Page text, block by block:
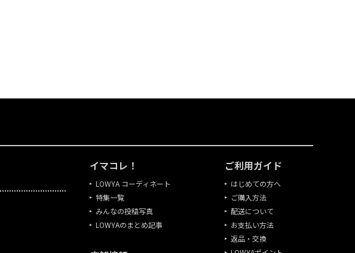
イマコレ！
LOWYA コーディネート
特集一覧
みんなの投稿写真
LOWYAのまとめ記事
ご利用ガイド
はじめての方へ
ご購入方法
配送について
お支払い方法
返品・交換